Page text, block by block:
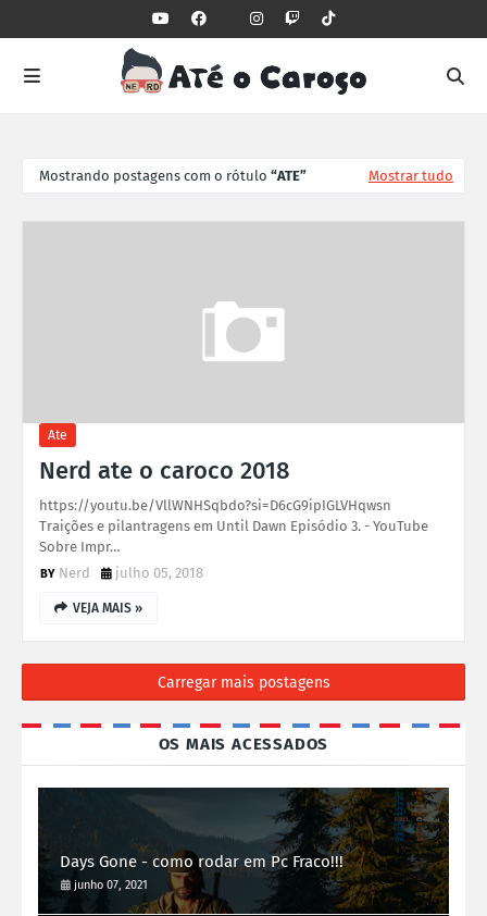
Mostrando postagens com o rótulo ATE Mostrar tudo
Ate
Nerd ate o caroco 2018
https://youtu.be/VllWNHSqbdo?si=D6cG9ipIGLVHqwsn
Traições e pilantragens em Until Dawn Episódio 3. - YouTube
Sobre Impr…
Nerd
julho 05, 2018
VEJA MAIS »
Carregar mais postagens
OS MAIS ACESSADOS
Days Gone - como rodar em Pc Fraco!!!
junho 07, 2021